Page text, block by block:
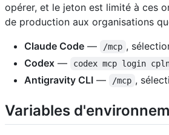
opérer, et le jeton est limité à ces
de production aux organisations
Claude Code — /mcp ,
Codex — codex mcp login
Antigravity CLI — /mcp ,
Variables